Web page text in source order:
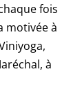
fois
motivée à
à